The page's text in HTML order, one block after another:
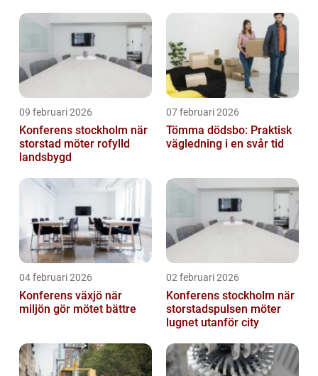
09 februari 2026
Konferens stockholm när
storstad möter rofylld
landsbygd
07 februari 2026
Tömma dödsbo: Praktisk
vägledning i en svår tid
04 februari 2026
Konferens växjö när
miljön gör mötet bättre
02 februari 2026
Konferens stockholm när
storstadspulsen möter
lugnet utanför city